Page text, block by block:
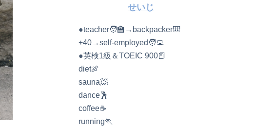
せいじ
●teacher🧑‍🏫→backpacker🎒
+40→self-employed🧑‍💻
●英検1級＆TOEIC 900📕
diet🍖
sauna🧖
dance🕺
coffee☕️
running🏃